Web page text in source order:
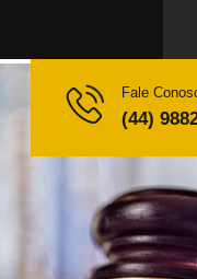
Fale
(44)